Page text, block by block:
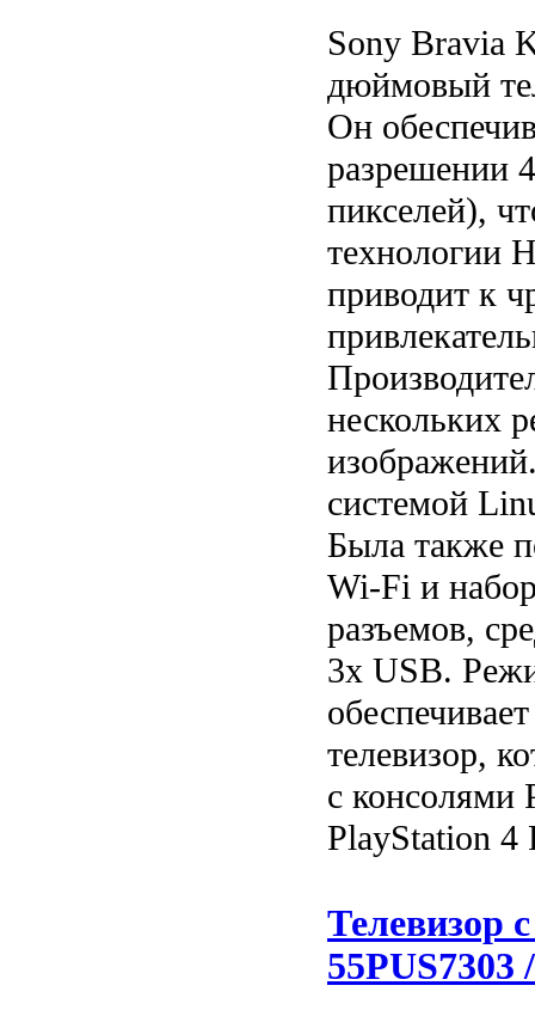
Sony Bravia
дюймовый
Он
разрешении
пикселей),
технологии
приводит к
нескольких
системой
Была также
Wi-Fi и
разъемов,
3x USB.
телевизор,
с консолями
PlayStation 4
Телевизор
55PUS7303